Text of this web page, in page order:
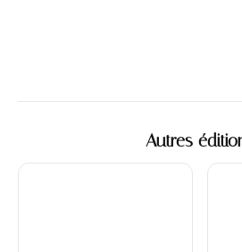
Autres